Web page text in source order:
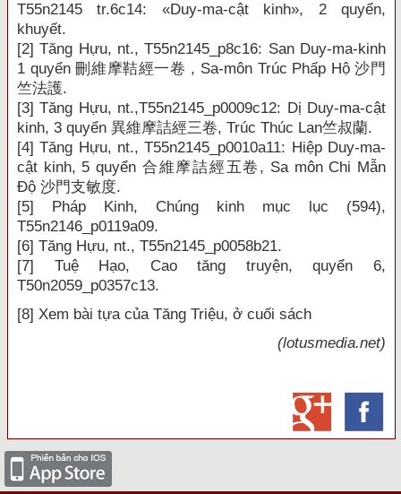
T55n2145 tr.6c14: «Duy-ma-cật kinh», 2 quyển,
khuyết.
[2] Tăng Hựu, nt., T55n2145_p8c16: San Duy-ma-kinh
1 quyển 刪維摩鞊經一卷 , Sa-môn Trúc Phấp Hộ 沙門
竺法護.
[3] Tăng Hựu, nt.,T55n2145_p0009c12: Dị Duy-ma-cật
kinh, 3 quyển 異維摩詰經三卷, Trúc Thúc Lan竺叔蘭.
[4] Tăng Hựu, nt., T55n2145_p0010a11: Hiệp Duy-ma-
cật kinh, 5 quyển 合維摩詰經五卷 , Sa môn Chi Mẫn
Độ 沙門支敏度.
[5]
Pháp Kinh, Chúng kinh mục lục (594),
T55n2146_p0119a09.
[6] Tăng Hựu, nt., T55n2145_p0058b21.
[7]
Tuệ Hạo, Cao tăng truyện, quyển 6,
T50n2059_p0357c13.
[8] Xem bài tựa của Tăng Triệu, ở cuối sách
(lotusmedia.net)